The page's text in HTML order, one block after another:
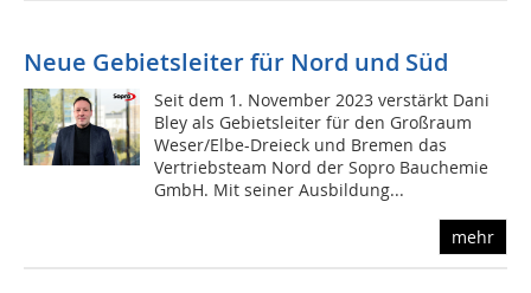
Neue Gebietsleiter für Nord und Süd
Seit dem 1. November 2023 verstärkt Dani
Bley als Gebietsleiter für den Großraum
Weser/Elbe-Dreieck und Bremen das
Vertriebsteam Nord der Sopro Bauchemie
GmbH. Mit seiner Ausbildung...
mehr